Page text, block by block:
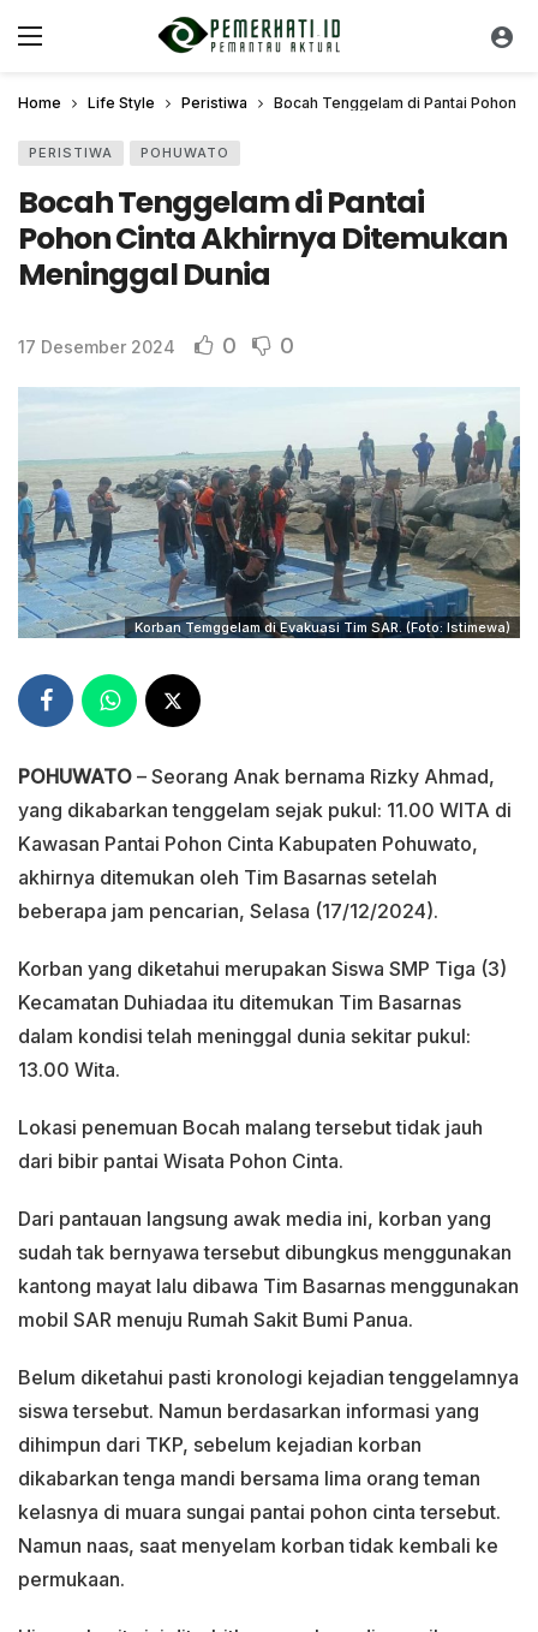
Home Life Style Peristiwa Bocah Tenggelam di Pantai Pohon
PERISTIWA POHUWATO
Bocah Tenggelam di Pantai
Pohon Cinta Akhirnya Ditemukan
Meninggal Dunia
17 Desember 2024 0 0
Korban Temggelam di Evakuasi Tim SAR. (Foto: Istimewa)
POHUWATO – Seorang Anak bernama Rizky Ahmad,
yang dikabarkan tenggelam sejak pukul: 11.00 WITA di
Kawasan Pantai Pohon Cinta Kabupaten Pohuwato,
akhirnya ditemukan oleh Tim Basarnas setelah
beberapa jam pencarian, Selasa (17/12/2024).
Korban yang diketahui merupakan Siswa SMP Tiga (3)
Kecamatan Duhiadaa itu ditemukan Tim Basarnas
dalam kondisi telah meninggal dunia sekitar pukul:
13.00 Wita.
Lokasi penemuan Bocah malang tersebut tidak jauh
dari bibir pantai Wisata Pohon Cinta.
Dari pantauan langsung awak media ini, korban yang
sudah tak bernyawa tersebut dibungkus menggunakan
kantong mayat lalu dibawa Tim Basarnas menggunakan
mobil SAR menuju Rumah Sakit Bumi Panua.
Belum diketahui pasti kronologi kejadian tenggelamnya
siswa tersebut. Namun berdasarkan informasi yang
dihimpun dari TKP, sebelum kejadian korban
dikabarkan tenga mandi bersama lima orang teman
kelasnya di muara sungai pantai pohon cinta tersebut.
Namun naas, saat menyelam korban tidak kembali ke
permukaan.